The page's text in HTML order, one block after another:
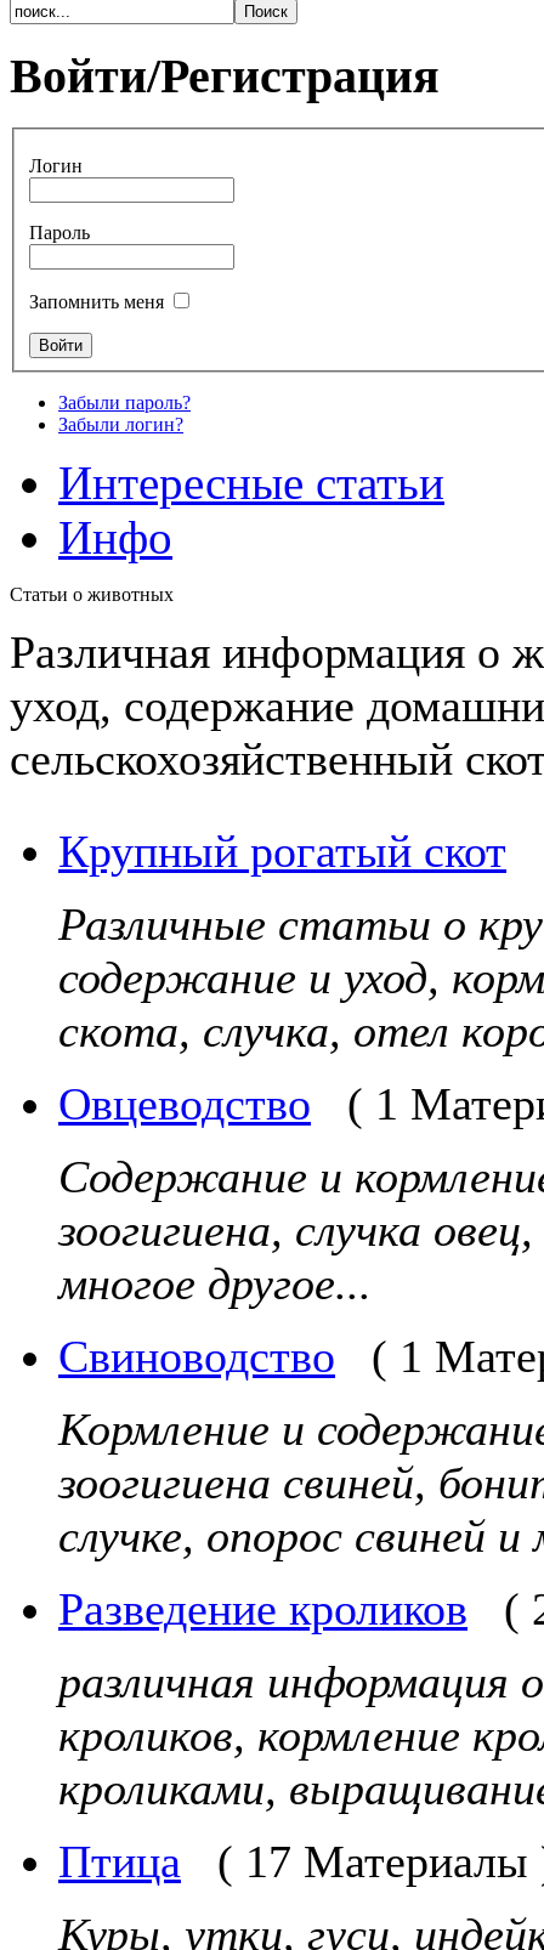
Войти/Регистрация
Логин
Пароль
Запомнить меня
Забыли пароль?
Забыли логин?
Интересные статьи
Инфо
Статьи о животных
Различная информация о
уход, содержание
сельскохозяйственный
Крупный рогатый скот
Различные статьи о
содержание и уход,
скота, случка, отел
Овцеводство
( 1
Содержание и
зоогигиена, случка
многое другое...
Свиноводство
( 1
Кормление и
зоогигиена свиней,
случке, опорос свиней и
Разведение кроликов
(
различная информация
кроликов, кормление
кроликами,
Птица
( 17 Материалы
Куры, утки, гуси,